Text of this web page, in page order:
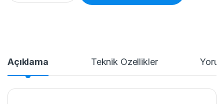
Açıklama Teknik Özellikler